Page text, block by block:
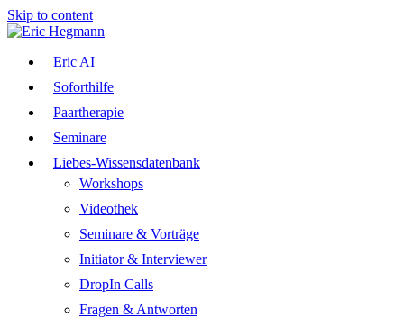
Skip to content
Eric AI
Soforthilfe
Paartherapie
Seminare
Liebes-Wissensdatenbank
Workshops
Videothek
Seminare & Vorträge
Initiator & Interviewer
DropIn Calls
Fragen & Antworten